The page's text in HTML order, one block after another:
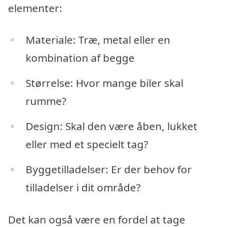
elementer:
Materiale: Træ, metal eller en
kombination af begge
Størrelse: Hvor mange biler skal
rumme?
Design: Skal den være åben, lukket
eller med et specielt tag?
Byggetilladelser: Er der behov for
tilladelser i dit område?
Det kan også være en fordel at tage